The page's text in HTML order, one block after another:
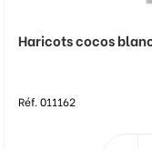
Haricots cocos
Réf. 011162